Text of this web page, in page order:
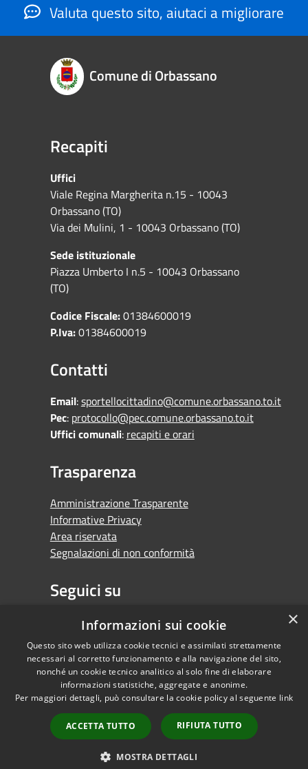
Valuta questo sito, aiutaci a migliorare
Comune di Orbassano
Recapiti
Uffici
Viale Regina Margherita n.15 - 10043
Orbassano (TO)
Via dei Mulini, 1 - 10043 Orbassano (TO)
Sede istituzionale
Piazza Umberto I n.5 - 10043 Orbassano
(TO)
Codice Fiscale:01384600019
P.Iva:01384600019
Contatti
Email:sportellocittadino@comune.orbassano.to.it
Pec: protocollo@pec.comune.orbassano.to.it
Uffici comunali: recapiti e orari
Trasparenza
Amministrazione Trasparente
Informative Privacy
Area riservata
Segnalazioni di non conformità
Seguici su
FacebookYoutubeWhatsapp
RSS
Accessibilità
Privacy
Cookie
Mappa del sito
Copyright © 2026 •
Comune di Orbassano •
Powered by
Municipium•
Accesso redazione
×
Informazioni sui cookie
Questo sito web utilizza cookie tecnici e assimilati strettamente
necessari al corretto funzionamento e alla navigazione del sito,
nonché un cookie tecnico analitico al solo fine di elaborare
informazioni statistiche, aggregate e anonime.
Per maggiori dettagli, può consultare la cookie policy al seguente link
ACCETTA TUTTO RIFIUTA TUTTO
MOSTRA DETTAGLI